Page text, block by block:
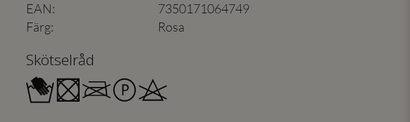
EAN:
7350171064749
Färg: Rosa
Skötselråd